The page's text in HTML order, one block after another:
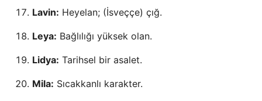
Lavin: Heyelan; (İsveççe) çığ.
Leya: Bağlılığı yüksek olan.
Lidya: Tarihsel bir asalet.
Mila: Sıcakkanlı karakter.